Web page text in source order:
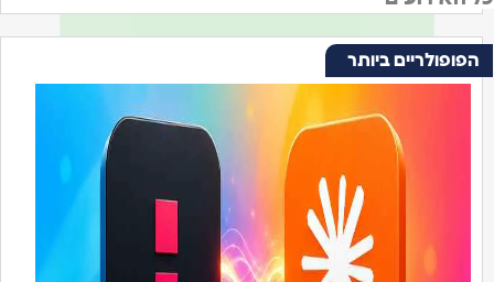
הפופולריים ביותר